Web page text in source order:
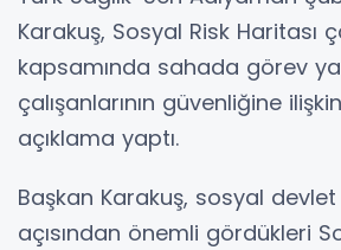
Karakuş, Sosyal Risk Haritası
kapsamında sahada görev
çalışanlarının güvenliğine
açıklama yaptı.
Başkan Karakuş, sosyal devlet
açısından önemli gördükleri